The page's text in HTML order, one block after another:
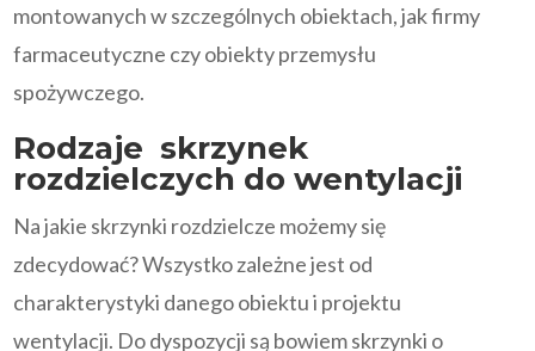
montowanych w szczególnych obiektach, jak firmy
farmaceutyczne czy obiekty przemysłu
spożywczego.
Rodzaje skrzynek
rozdzielczych do wentylacji
Na jakie skrzynki rozdzielcze możemy się
zdecydować? Wszystko zależne jest od
charakterystyki danego obiektu i projektu
wentylacji. Do dyspozycji są bowiem skrzynki o